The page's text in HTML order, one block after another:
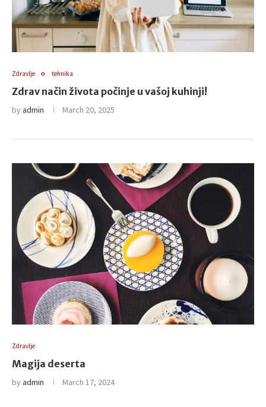
Zdravlje tehnika
Zdrav način života počinje u vašoj kuhinji!
byadmin March 20, 2025
Zdravlje
Magija deserta
byadmin March 17, 2024